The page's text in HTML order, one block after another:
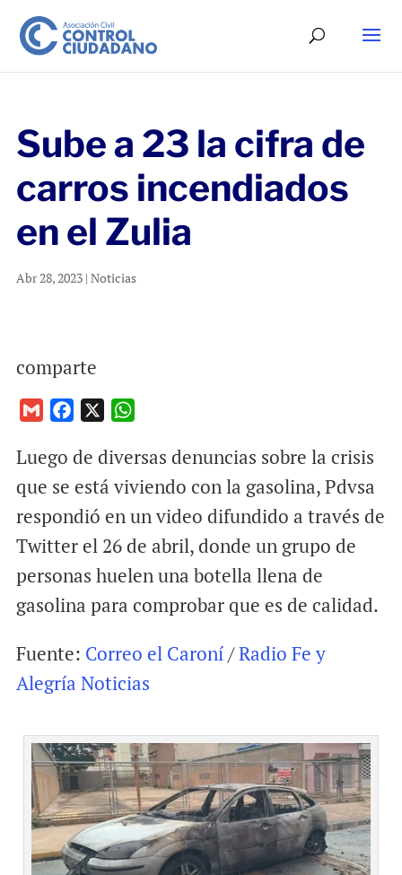
Sube a 23 la cifra de
carros incendiados
en el Zulia
Abr 28, 2023| Noticias
comparte
a
i
c
e
o
o
k
a
t
A
p
p
Luego de diversas denuncias sobre la crisis
que se está viviendo con la gasolina, Pdvsa
respondió en un video difundido a través de
Twitter el 26 de abril, donde un grupo de
personas huelen una botella llena de
gasolina para comprobar que es de calidad.
Fuente: Correo el Caroní/Radio Fe y
Alegría Noticias